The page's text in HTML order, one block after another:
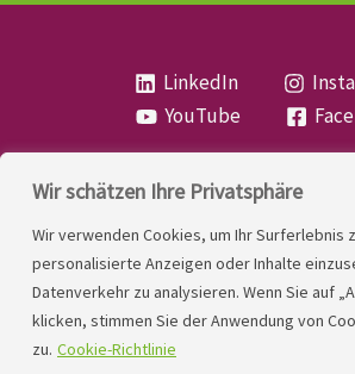
Wir schätzen Ihre Privatsphäre
Wir verwenden Cookies, um Ihr Surferlebnis
personalisierte Anzeigen oder Inhalte
Datenverkehr zu analysieren. Wenn Sie auf
klicken, stimmen Sie der Anwendung von
zu. Cookie-Richtlinie
LinkedIn
YouTube
LINDNER. 2026 | Powered by
Kontakt